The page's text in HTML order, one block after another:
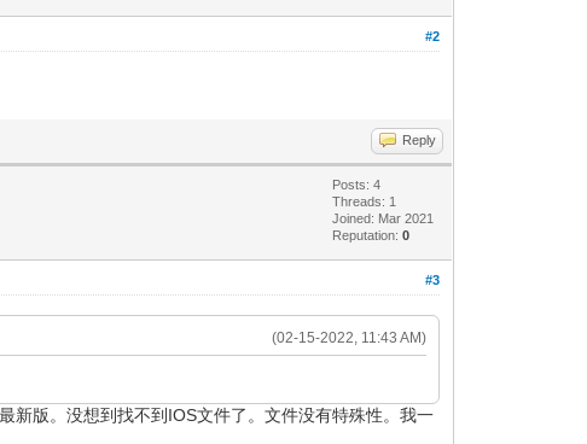
#2
Reply
Posts: 4
Threads: 1
Joined: Mar 2021
Reputation:0
#3
(02-15-2022, 11:43 AM)
新版。没想到找不到IOS文件了。文件没有特殊性。我一